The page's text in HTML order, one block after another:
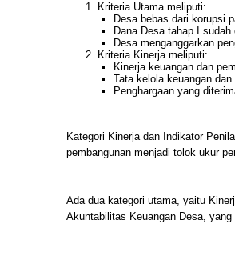
Kriteria Utama meliputi:
Desa bebas dari korupsi
Dana Desa tahap I sudah
Desa menganggarkan
Kriteria Kinerja meliputi:
Kinerja keuangan dan
Tata kelola keuangan
Penghargaan yang
Kategori Kinerja dan Indikator
pembangunan menjadi tolok ukur
Ada dua kategori utama, yaitu
Akuntabilitas Keuangan Desa,